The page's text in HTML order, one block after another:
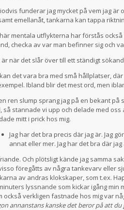
funderar jag mycket på vem jag är
emellanåt, tankarna kan tappa
mentala utflykterna har förstås
checka av var man befinner sig och
är när det slår över till ett ständigt
det vara bra med små hållplatser,
Ibland blir det mest ord, men
ren slump sprang jag på en bekant
så stannade vi upp och delade med
mitt i prick hos mig.
Jag har det bra precis där jag är. Jag
annat eller mer. Jag har det bra där jag
Och plötsligt kände jag samma
föregåtts av några tankevarv eller
av andras klokskaper, som t.ex.
lyssnande som kickar igång
också verkligen fastnade hos mig var
annanstans kanske det beror på att